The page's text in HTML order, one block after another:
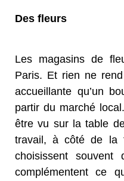
Des fleurs
Les magasins de
Paris. Et rien ne
accueillante qu’un
partir du marché
être vu sur la table
travail, à côté de la
choisissent
complémentent ce